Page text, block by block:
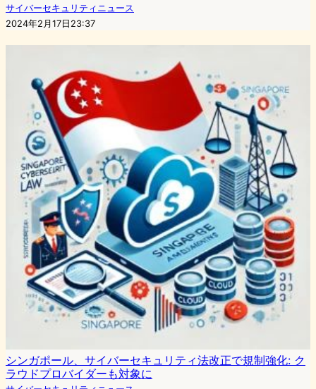
サイバーセキュリティニュース
2024年2月17日23:37
シンガポール、サイバーセキュリティ法改正で規制強化: ク
ラウドプロバイダーも対象に